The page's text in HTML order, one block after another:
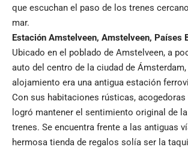
que escuchan el paso de los trenes
mar.
Estación Amstelveen, Amstelveen, Países
Ubicado en el poblado de Amstelveen, a
auto del centro de la ciudad de
alojamiento era una antigua estación
Con sus habitaciones rústicas,
logró mantener el sentimiento original de
trenes. Se encuentra frente a las antiguas
hermosa tienda de regalos solía ser la